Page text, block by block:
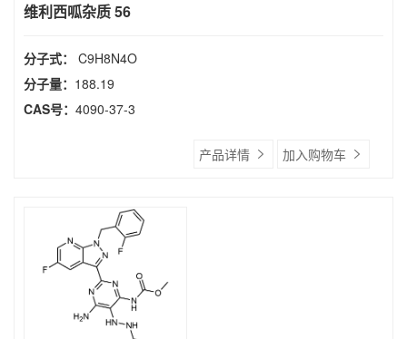
维利西呱杂质 56
分子式： C9H8N4O
分子量： 188.19
CAS号： 4090-37-3
产品详情 加入购物车